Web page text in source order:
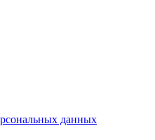
данных